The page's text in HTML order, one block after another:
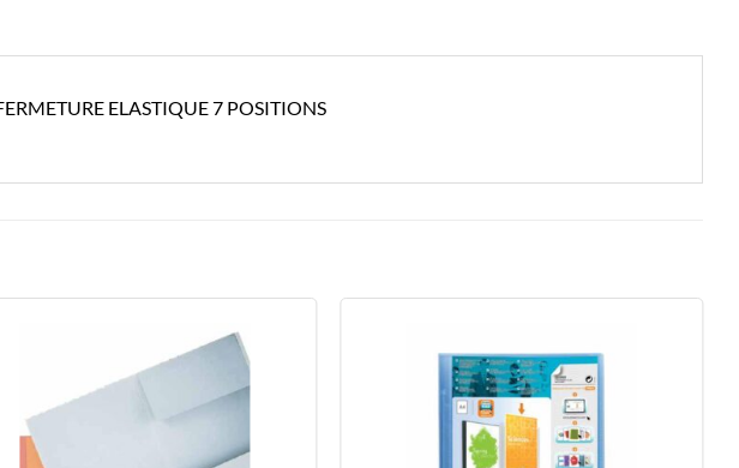
ELASTIQUE 7 POSITIONS